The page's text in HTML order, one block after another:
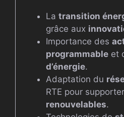
La transition
grâce aux
Importance des
programmableet
d’énergie.
Adaptation du
RTE pour
renouvelables.